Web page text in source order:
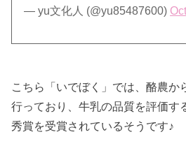
— yu文化人 (@yu85487600)
こちら「いでぼく」では、酪農か
行っており、牛乳の品質を評価す
秀賞を受賞されているそうです♪